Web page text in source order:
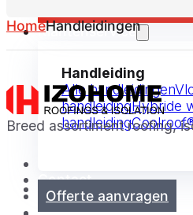
Klantenservice
Handleiding
Alle handleidingen
handleidingHybride
handleiding
Contact
Offerte aanvragen
HomeHandleidingen
Breed assortiment roofing,